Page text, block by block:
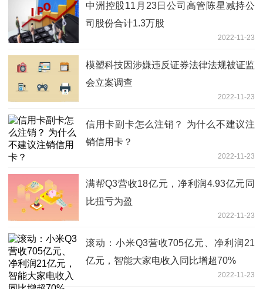
中洲控股11月23日公司高管陈星减持公
司股份合计1.3万股
2022-11-23
模塑科技因涉嫌违反证券法律法规被证监
会立案调查
2022-11-23
信用卡副卡怎么注销？ 为什么不建议注
销信用卡？
2022-11-23
满帮Q3营收18亿元，净利润4.93亿元同
比扭亏为盈
2022-11-23
滚动：小米Q3营收705亿元、净利润21
亿元，智能大家电收入同比增超70%
2022-11-23